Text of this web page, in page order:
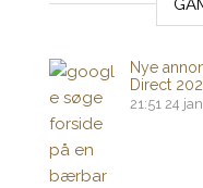
Nye
Direct
21:51 24